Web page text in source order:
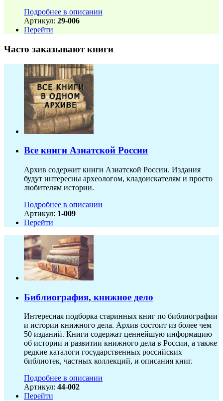
Подробнее в описании
Артикул: 29-006
Перейти
Часто заказывают книги
Все книги Азиатской России
Архив содержит книги Азиатской России. Издания
будут интересны археологом, кладоискателям и просто
любителям истории.
Подробнее в описании
Артикул: 1-009
Перейти
Библиография, книжное дело
Интересная подборка старинных книг по библиографии
и истории книжного дела. Архив состоит из более чем
50 изданий. Книги содержат ценнейшую информацию
об истории и развитии книжного дела в России, а также
редкие каталоги государственных российских
библиотек, частных коллекций, и описания книг.
Подробнее в описании
Артикул: 44-002
Перейти